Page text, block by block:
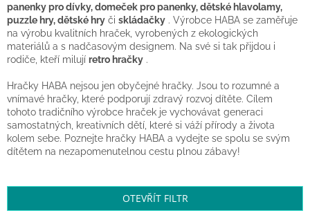
Balanční
pomůcky
Prodávané
značky
Blog
Hračky
dle
věku
panenky pro dívky, domeček pro panenky, dětské hlavolamy,
puzzle hry, dětské hry či skládačky . Výrobce HABA se zaměřuje
na výrobu kvalitních hraček, vyrobených z ekologických
materiálů a s nadčasovým designem. Na své si tak přijdou i
rodiče, kteří milují retro hračky .
Hračky HABA nejsou jen obyčejné hračky. Jsou to rozumné a
vnímavé hračky, které podporují zdravý rozvoj dítěte. Cílem
tohoto tradičního výrobce hraček je vychovávat generaci
samostatných, kreativních dětí, které si váží přírody a života
kolem sebe. Poznejte hračky HABA a vydejte se spolu se svým
dítětem na nezapomenutelnou cestu plnou zábavy!
OTEVŘÍT FILTR